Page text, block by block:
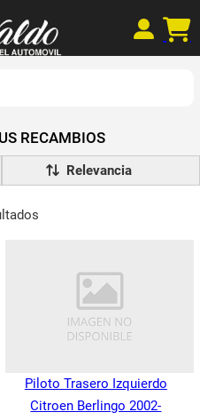
RECAMBIOS
Piloto Trasero Izquierdo
Citroen Berlingo 2002-